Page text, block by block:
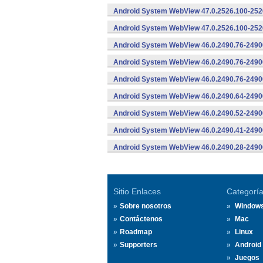
Android System WebView 47.0.2526.100-
Android System WebView 47.0.2526.100-
Android System WebView 46.0.2490.76-
Android System WebView 46.0.2490.76-
Android System WebView 46.0.2490.76-
Android System WebView 46.0.2490.64-
Android System WebView 46.0.2490.52-
Android System WebView 46.0.2490.41-
Android System WebView 46.0.2490.28-
Sitio Enlaces
Sobre nosotros
Contáctenos
Roadmap
Supporters
Categoría
Mac
Linux
Android
Juegos